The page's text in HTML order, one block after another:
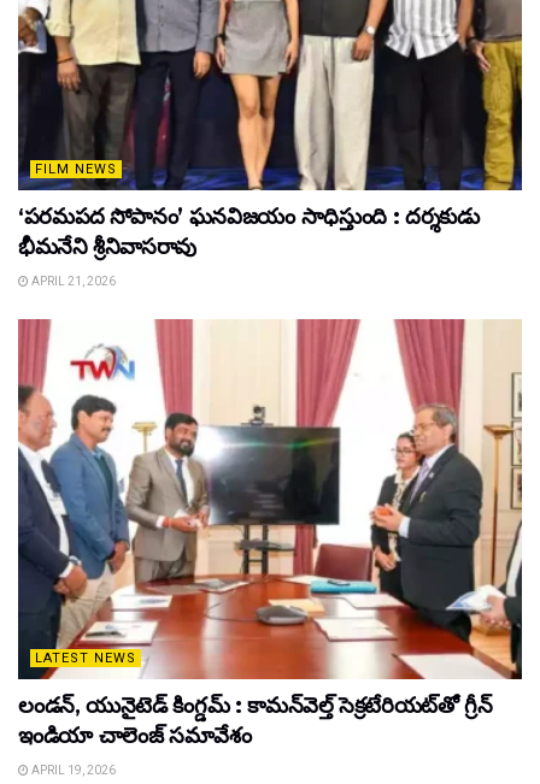
FILM NEWS
‘పరమపద సోపానం’ ఘనవిజయం సాధిస్తుంది : దర్శకుడు
భీమనేని శ్రీనివాసరావు
APRIL 21, 2026
LATEST NEWS
లండన్, యునైటెడ్ కింగ్డమ్ : కామన్‌వెల్త్ సెక్రటేరియట్‌తో గ్రీన్
ఇండియా చాలెంజ్ సమావేశం
APRIL 19, 2026